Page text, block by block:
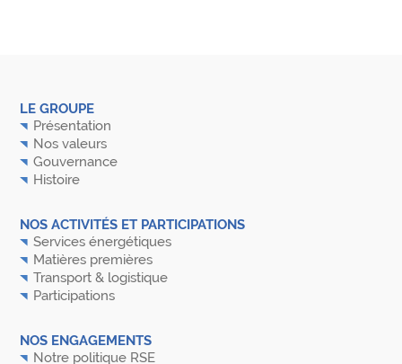
LE GROUPE
Présentation
Nos valeurs
Gouvernance
Histoire
NOS ACTIVITÉS ET PARTICIPATIONS
Services énergétiques
Matières premières
Transport & logistique
Participations
NOS ENGAGEMENTS
Notre politique RSE